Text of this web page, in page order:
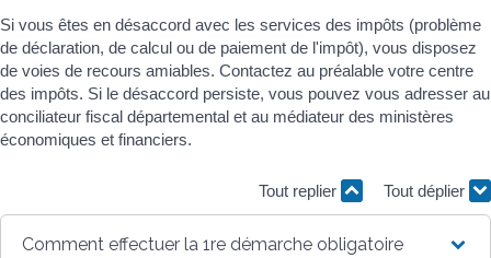
Si vous êtes en désaccord avec les services des impôts (problème
de déclaration, de calcul ou de paiement de l'impôt), vous disposez
de voies de recours amiables. Contactez au préalable votre centre
des impôts. Si le désaccord persiste, vous pouvez vous adresser au
conciliateur fiscal départemental et au médiateur des ministères
économiques et financiers.
Tout replier Tout déplier
Comment effectuer la 1re démarche obligatoire